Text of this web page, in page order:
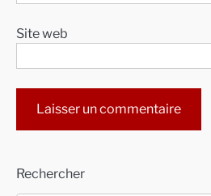
Site web
Rechercher